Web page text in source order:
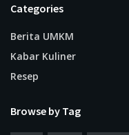
Categories
Berita UMKM
Kabar Kuliner
Resep
Browse by Tag